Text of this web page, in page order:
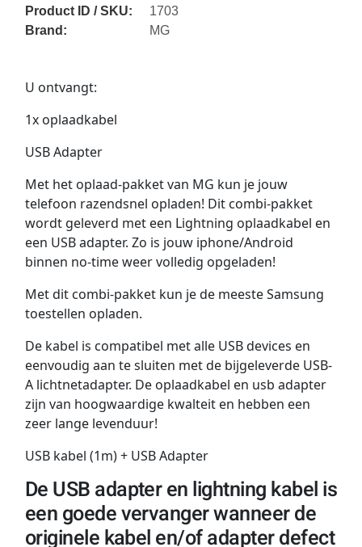
Product ID / SKU:
1703
Brand:
MG
U ontvangt:
1x oplaadkabel
USB Adapter
Met het oplaad-pakket van MG kun je jouw
telefoon razendsnel opladen! Dit combi-pakket
wordt geleverd met een Lightning oplaadkabel en
een USB adapter. Zo is jouw iphone/Android
binnen no-time weer volledig opgeladen!
Met dit combi-pakket kun je de meeste Samsung
toestellen opladen.
De kabel is compatibel met alle USB devices en
eenvoudig aan te sluiten met de bijgeleverde USB-
A lichtnetadapter. De oplaadkabel en usb adapter
zijn van hoogwaardige kwalteit en hebben een
zeer lange levenduur!
USB kabel (1m) + USB Adapter
De USB adapter en lightning kabel is
een goede vervanger wanneer de
originele kabel en/of adapter defect